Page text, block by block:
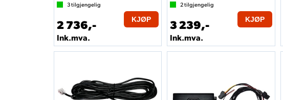
3tilgjengelig
2 736,-
Ink.mva.
KJØP
2tilgjengelig
3 239,-
Ink.mva.
KJØP